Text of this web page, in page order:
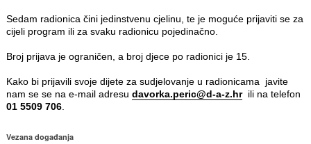
Sedam radionica čini jedinstvenu cjelinu, te je moguće prijaviti se za
cijeli program ili za svaku radionicu pojedinačno.
Broj prijava je ograničen, a broj djece po radionici je 15.
Kako bi prijavili svoje dijete za sudjelovanje u radionicama javite
nam se se na e-mail adresu davorka.peric@d-a-z.hrili na telefon
01 5509 706.
Vezana događanja